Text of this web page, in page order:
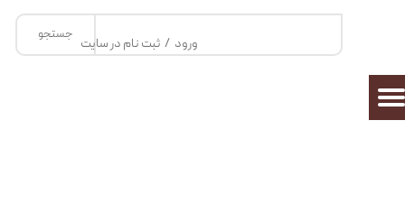
جستجو
ورود / ثبت نام در سایت
تغییر گذر واژه
سفارشات